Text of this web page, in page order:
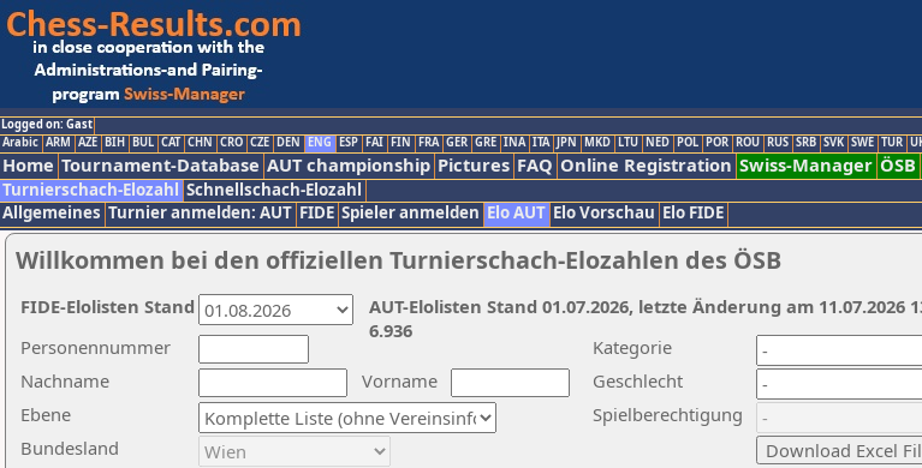
Logged on: Gast
Arabic ARM AZE BIH BUL CAT CHN CRO CZE DEN ENG ESP FAI FIN FRA GER GRE INA ITA JPN MKD LTU NED POL POR ROU RUS SRB SVK SWE TUR
Home Tournament-Database AUT championship Pictures FAQ Online Registration Swiss-Manager ÖSB
Turnierschach-Elozahl Schnellschach-Elozahl
Allgemeines Turnier anmelden: AUT FIDE Spieler anmelden Elo AUT Elo Vorschau Elo FIDE
Willkommen bei den offiziellen Turnierschach-Elozahlen des ÖSB
Nachname
Vorname
Ebene
Kategorie
Personennummer
Bundesland
Geschlecht
Spielberechtigung
AUT-Elolisten Stand 01.07.2026, letzte Änderung am
6.936
FIDE-Elolisten Stand